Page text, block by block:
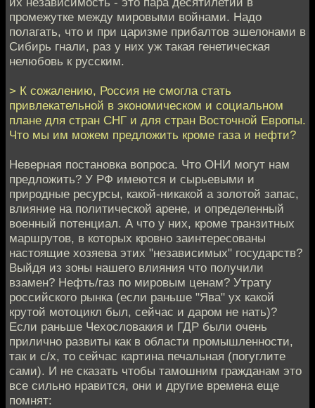
промежутке между мировыми войнами. Надо
полагать, что и при царизме прибалтов эшелонами в
Сибирь гнали, раз у них уж такая генетическая
нелюбовь к русским.
> К сожалению, Россия не смогла стать
привлекательной в экономическом и социальном
плане для стран СНГ и для стран Восточной Европы.
Что мы им можем предложить кроме газа и нефти?
Неверная постановка вопроса. Что ОНИ могут нам
предложить? У РФ имеются и сырьевыми и
природные ресурсы, какой-никакой а золотой запас,
влияние на политической арене, и определенный
военный потенциал. А что у них, кроме транзитных
маршрутов, в которых кровно заинтересованы
настоящие хозяева этих "независимых" государств?
Выйдя из зоны нашего влияния что получили
взамен? Нефть/газ по мировым ценам? Утрату
российского рынка (если раньше "Ява" ух какой
крутой мотоцикл был, сейчас и даром не нать)?
Если раньше Чехословакия и ГДР были очень
прилично развиты как в области промышленности,
так и с/х, то сейчас картина печальная (погуглите
сами). И не сказать чтобы тамошним гражданам это
все сильно нравится, они и другие времена еще
помнят: